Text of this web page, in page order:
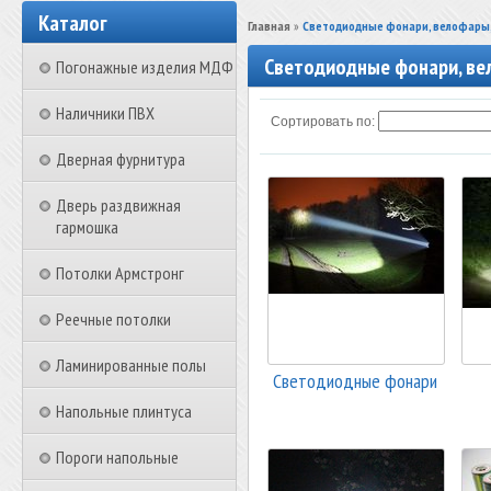
Каталог
Погонажные изделия МДФ
Наличники ПВХ
Дверная фурнитура
Дверь раздвижная
гармошка
Потолки Армстронг
Реечные потолки
Ламинированные полы
Напольные плинтуса
Пороги напольные
Главная » Светодиодные фонари,
Светодиодные фонари,
Сортировать по:
Светодиодные фонари